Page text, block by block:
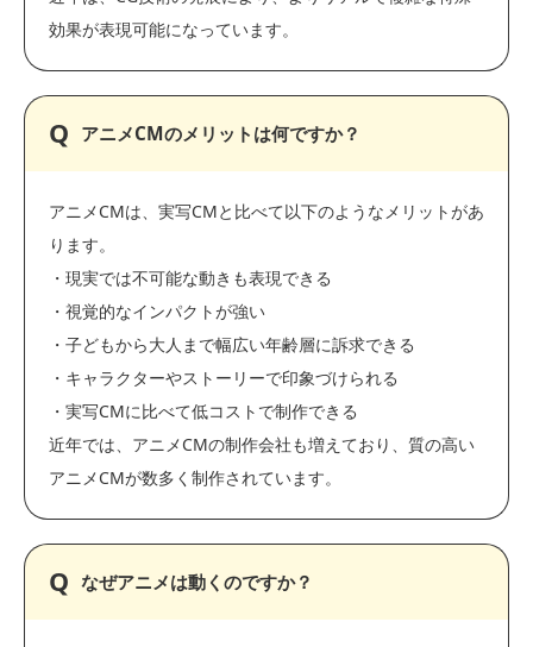
効果が表現可能になっています。
アニメCMのメリットは何ですか？
アニメCMは、実写CMと比べて以下のようなメリットがあ
ります。
・現実では不可能な動きも表現できる
・視覚的なインパクトが強い
・子どもから大人まで幅広い年齢層に訴求できる
・キャラクターやストーリーで印象づけられる
・実写CMに比べて低コストで制作できる
近年では、アニメCMの制作会社も増えており、質の高い
アニメCMが数多く制作されています。
なぜアニメは動くのですか？